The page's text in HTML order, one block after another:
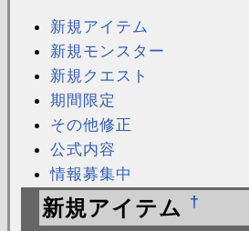
新規アイテム
新規モンスター
新規クエスト
期間限定
その他修正
公式内容
情報募集中
新規アイテム †